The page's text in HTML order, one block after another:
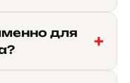
для